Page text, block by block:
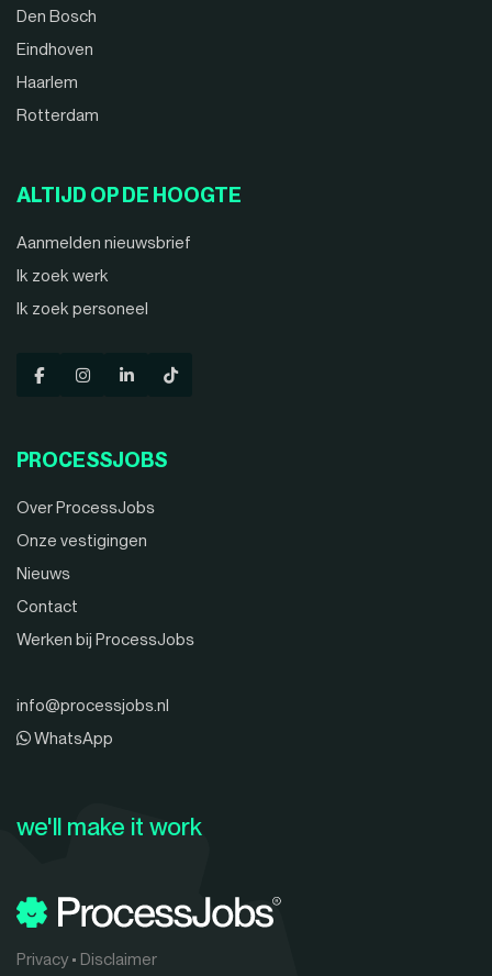
Den Bosch
Eindhoven
Haarlem
Rotterdam
ALTIJD OP DE HOOGTE
Aanmelden nieuwsbrief
Ik zoek werk
Ik zoek personeel
PROCESSJOBS
Over ProcessJobs
Onze vestigingen
Nieuws
Contact
Werken bij ProcessJobs
info@processjobs.nl
WhatsApp
Privacy• Disclaimer
we'll make it work